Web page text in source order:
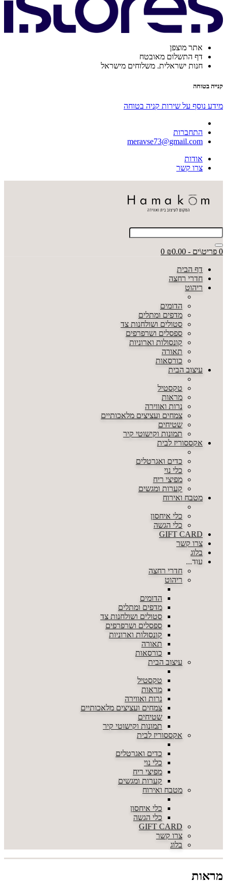
אתר מוצפן
דף התשלום מאובטח
חנות ישראלית. משלוחים מישראל
קנייה בטוחה
מידע נוסף על שירות קניה בטוחה
התחברות
meravse73@gmail.com
אודות
צרו קשר
0 פריט\ים - ₪0.00 0
דף הבית
חדרי רחצה
ריהוט
הדומים
מדפים ומתלים
סטולים ושולחנות צד
ספסלים ושרפרפים
קונסולות וארוניות
תאורה
כורסאות
עיצוב הבית
טקסטיל
מראות
נרות ואווירה
צמחים ועציצים מלאכותיים
שטיחים
תמונות וקישוטי קיר
אקססוריז לבית
כדים ואגרטלים
כלי נוי
מפיצי ריח
קערות ומגשים
מטבח ואירוח
כלי איחסון
כלי הגשה
GIFT CARD
צרו קשר
בלוג
עוד...
חדרי רחצה
ריהוט
הדומים
מדפים ומתלים
סטולים ושולחנות צד
ספסלים ושרפרפים
קונסולות וארוניות
תאורה
כורסאות
עיצוב הבית
טקסטיל
מראות
נרות ואווירה
צמחים ועציצים מלאכותיים
שטיחים
תמונות וקישוטי קיר
אקססוריז לבית
כדים ואגרטלים
כלי נוי
מפיצי ריח
קערות ומגשים
מטבח ואירוח
כלי איחסון
כלי הגשה
GIFT CARD
צרו קשר
בלוג
מראות